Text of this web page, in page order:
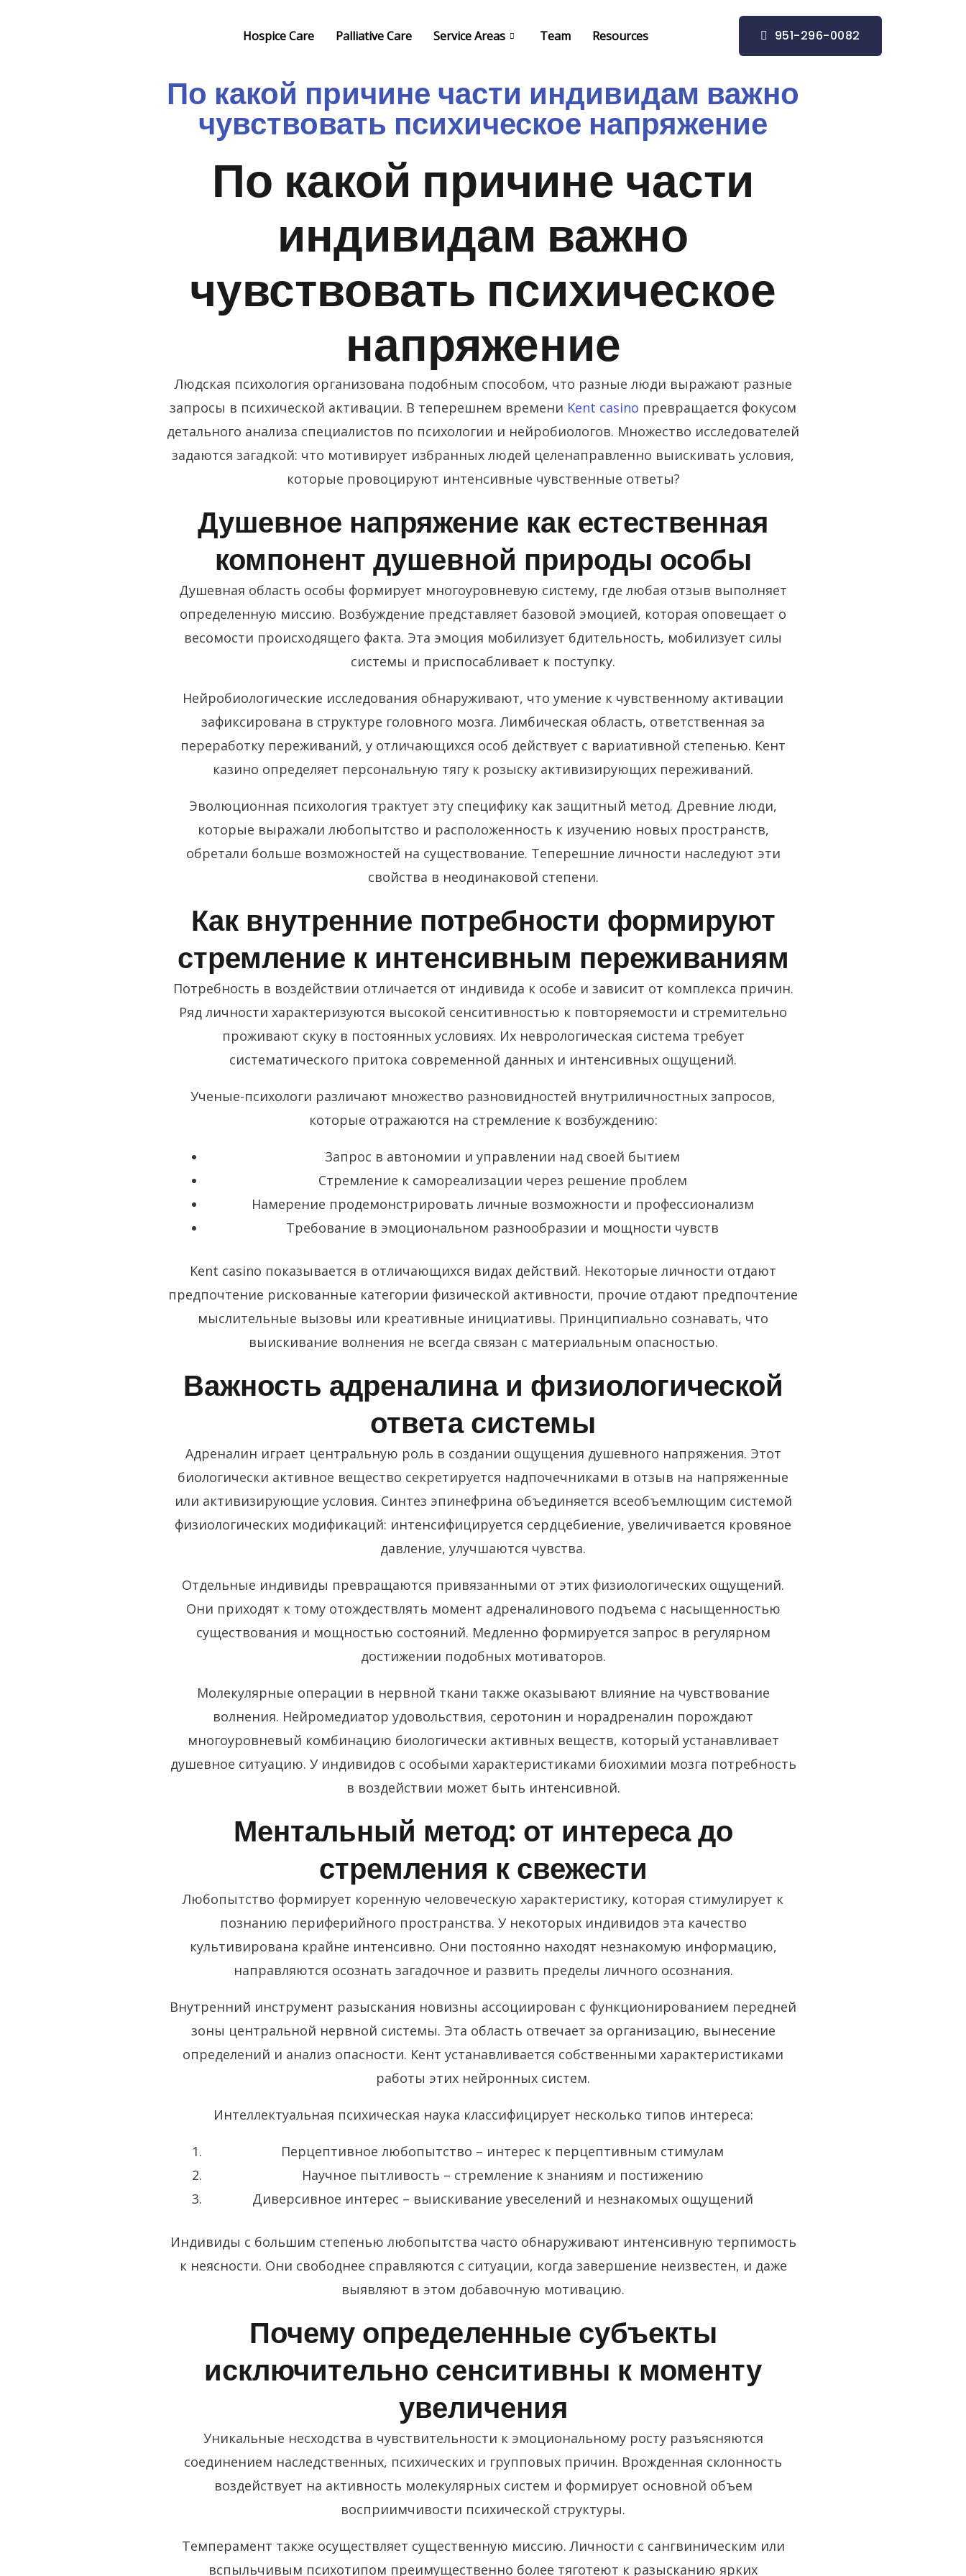
Hospice Care Palliative Care Service Areas Team Resources 951-296-0082
По какой причине части индивидам важно
чувствовать психическое напряжение
По какой причине части
индивидам важно
чувствовать психическое
напряжение
Людская психология организована подобным способом, что разные люди выражают разные
запросы в психической активации. В теперешнем времени Kent casino превращается фокусом
детального анализа специалистов по психологии и нейробиологов. Множество исследователей
задаются загадкой: что мотивирует избранных людей целенаправленно выискивать условия,
которые провоцируют интенсивные чувственные ответы?
Душевное напряжение как естественная
компонент душевной природы особы
Душевная область особы формирует многоуровневую систему, где любая отзыв выполняет
определенную миссию. Возбуждение представляет базовой эмоцией, которая оповещает о
весомости происходящего факта. Эта эмоция мобилизует бдительность, мобилизует силы
системы и приспосабливает к поступку.
Нейробиологические исследования обнаруживают, что умение к чувственному активации
зафиксирована в структуре головного мозга. Лимбическая область, ответственная за
переработку переживаний, у отличающихся особ действует с вариативной степенью. Кент
казино определяет персональную тягу к розыску активизирующих переживаний.
Эволюционная психология трактует эту специфику как защитный метод. Древние люди,
которые выражали любопытство и расположенность к изучению новых пространств,
обретали больше возможностей на существование. Теперешние личности наследуют эти
свойства в неодинаковой степени.
Как внутренние потребности формируют
стремление к интенсивным переживаниям
Потребность в воздействии отличается от индивида к особе и зависит от комплекса причин.
Ряд личности характеризуются высокой сенситивностью к повторяемости и стремительно
проживают скуку в постоянных условиях. Их неврологическая система требует
систематического притока современной данных и интенсивных ощущений.
Ученые-психологи различают множество разновидностей внутриличностных запросов,
которые отражаются на стремление к возбуждению:
Запрос в автономии и управлении над своей бытием
Стремление к самореализации через решение проблем
Намерение продемонстрировать личные возможности и профессионализм
Требование в эмоциональном разнообразии и мощности чувств
Kent casino показывается в отличающихся видах действий. Некоторые личности отдают
предпочтение рискованные категории физической активности, прочие отдают предпочтение
мыслительные вызовы или креативные инициативы. Принципиально сознавать, что
выискивание волнения не всегда связан с материальным опасностью.
Важность адреналина и физиологической
ответа системы
Адреналин играет центральную роль в создании ощущения душевного напряжения. Этот
биологически активное вещество секретируется надпочечниками в отзыв на напряженные
или активизирующие условия. Синтез эпинефрина объединяется всеобъемлющим системой
физиологических модификаций: интенсифицируется сердцебиение, увеличивается кровяное
давление, улучшаются чувства.
Отдельные индивиды превращаются привязанными от этих физиологических ощущений.
Они приходят к тому отождествлять момент адреналинового подъема с насыщенностью
существования и мощностью состояний. Медленно формируется запрос в регулярном
достижении подобных мотиваторов.
Молекулярные операции в нервной ткани также оказывают влияние на чувствование
волнения. Нейромедиатор удовольствия, серотонин и норадреналин порождают
многоуровневый комбинацию биологически активных веществ, который устанавливает
душевное ситуацию. У индивидов с особыми характеристиками биохимии мозга потребность
в воздействии может быть интенсивной.
Ментальный метод: от интереса до
стремления к свежести
Любопытство формирует коренную человеческую характеристику, которая стимулирует к
познанию периферийного пространства. У некоторых индивидов эта качество
культивирована крайне интенсивно. Они постоянно находят незнакомую информацию,
направляются осознать загадочное и развить пределы личного осознания.
Внутренний инструмент разыскания новизны ассоциирован с функционированием передней
зоны центральной нервной системы. Эта область отвечает за организацию, вынесение
определений и анализ опасности. Кент устанавливается собственными характеристиками
работы этих нейронных систем.
Интеллектуальная психическая наука классифицирует несколько типов интереса:
Перцептивное любопытство – интерес к перцептивным стимулам
Научное пытливость – стремление к знаниям и постижению
Диверсивное интерес – выискивание увеселений и незнакомых ощущений
Индивиды с большим степенью любопытства часто обнаруживают интенсивную терпимость
к неясности. Они свободнее справляются с ситуации, когда завершение неизвестен, и даже
выявляют в этом добавочную мотивацию.
Почему определенные субъекты
исключительно сенситивны к моменту
увеличения
Уникальные несходства в чувствительности к эмоциональному росту разъясняются
соединением наследственных, психических и групповых причин. Врожденная склонность
воздействует на активность молекулярных систем и формирует основной объем
восприимчивости психической структуры.
Темперамент также осуществляет существенную миссию. Личности с сангвиническим или
вспыльчивым психотипом преимущественно более тяготеют к разысканию ярких